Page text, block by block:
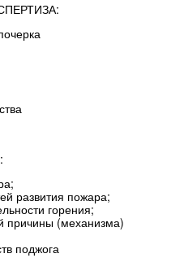
развития пожара;
горения;
причины (механизма)
поджога